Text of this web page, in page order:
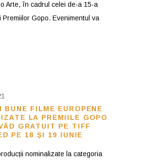
Arte, în cadrul celei de-a 15-a
Premiilor Gopo. Evenimentul va
BUNE FILME EUROPENE
LA PREMIILE GOPO
GRATUIT PE TIFF
PE 18 ȘI 19 IUNIE
nominalizate la categoria